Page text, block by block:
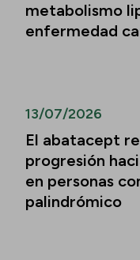
metabolismo
enfermedad
13/07/2026
El abatacept
progresión
en personas
palindrómico